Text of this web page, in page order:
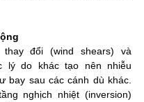
đổi (wind shears) và
lý do khác tạo nên nhiễu
bay sau các cánh dù khác.
nghịch nhiệt (inversion)